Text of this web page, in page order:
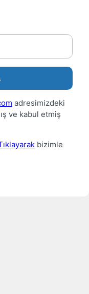
adresimizdeki
ve kabul etmiş
bizimle